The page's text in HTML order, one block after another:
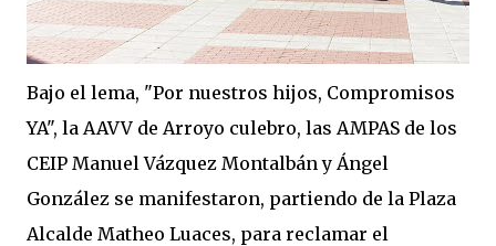
Bajo el lema, "Por nuestros hijos, Compromisos
YA", la AAVV de Arroyo culebro, las AMPAS de los
CEIP Manuel Vázquez Montalbán y Ángel
González se manifestaron, partiendo de la Plaza
Alcalde Matheo Luaces, para reclamar el